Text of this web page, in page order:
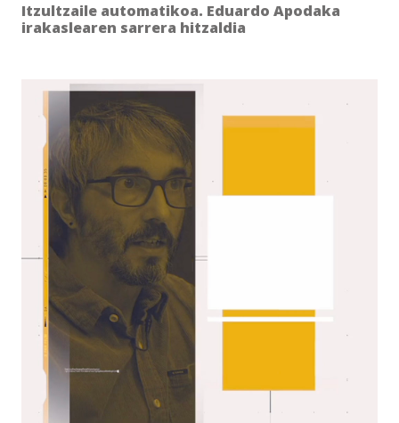
Itzultzaile automatikoa. Eduardo Apodaka
irakaslearen sarrera hitzaldia